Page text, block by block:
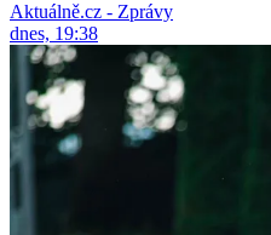
Aktuálně.cz - Zprávy
dnes, 19:38